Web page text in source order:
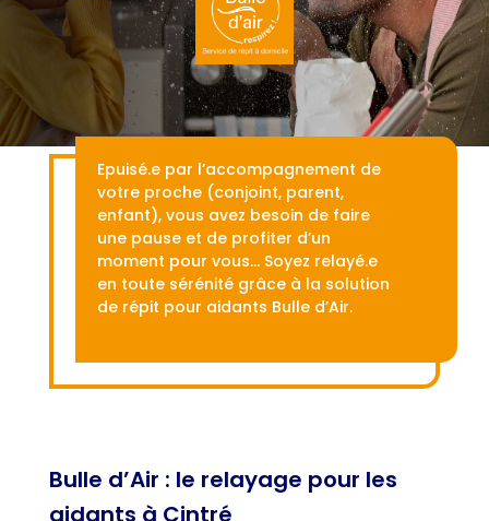
Epuisé.e par l’accompagnement de
votre proche (conjoint, parent,
enfant), vous avez besoin de faire
une pause et de profiter d’un
moment pour vous… Soyez relayé.e
en toute sérénité grâce à la solution
de répit pour aidants Bulle d’Air.
Bulle d’Air : le relayage pour les